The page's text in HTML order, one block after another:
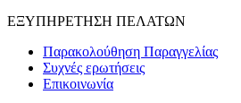
ΕΞΥΠΗΡΕΤΗΣΗ ΠΕΛΑΤΩΝ
Παρακολούθηση Παραγγελίας
Συχνές ερωτήσεις
Επικοινωνία